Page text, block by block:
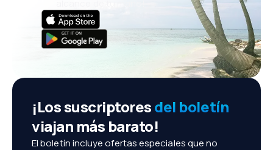
¡Los suscriptoresdel boletín
viajan más barato!
El boletín incluye ofertas especiales que no